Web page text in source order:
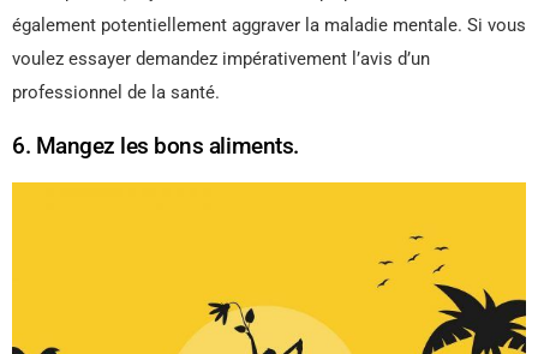
également potentiellement aggraver la maladie mentale. Si vous
voulez essayer demandez impérativement l’avis d’un
professionnel de la santé.
6. Mangez les bons aliments.